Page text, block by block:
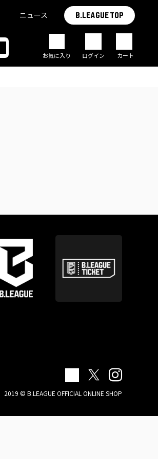
ニュース B.LEAGUE TOP
お気に入り ログイン カート
2019 © B.LEAGUE OFFICIAL ONLINE SHOP